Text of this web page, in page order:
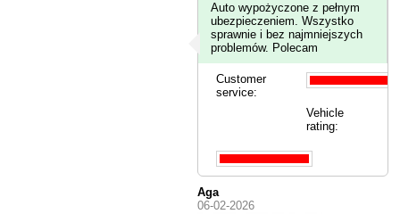
Auto wypożyczone z pełnym
ubezpieczeniem. Wszystko
sprawnie i bez najmniejszych
problemów. Polecam
Customer
service:
Vehicle
rating:
Aga
06-02-2026